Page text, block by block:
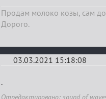
Продам молоко козы, сам
Дорого.
03.03.2021 15:18:08
Re:
Партии
.
Отредактировано: sound of